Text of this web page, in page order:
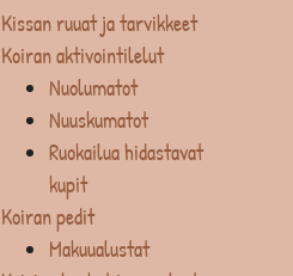
Kissan ruuat ja tarvikkeet
Koiran aktivointilelut
Nuolumatot
Nuuskumatot
Ruokailua hidastavat
kupit
Koiran pedit
Makuualustat